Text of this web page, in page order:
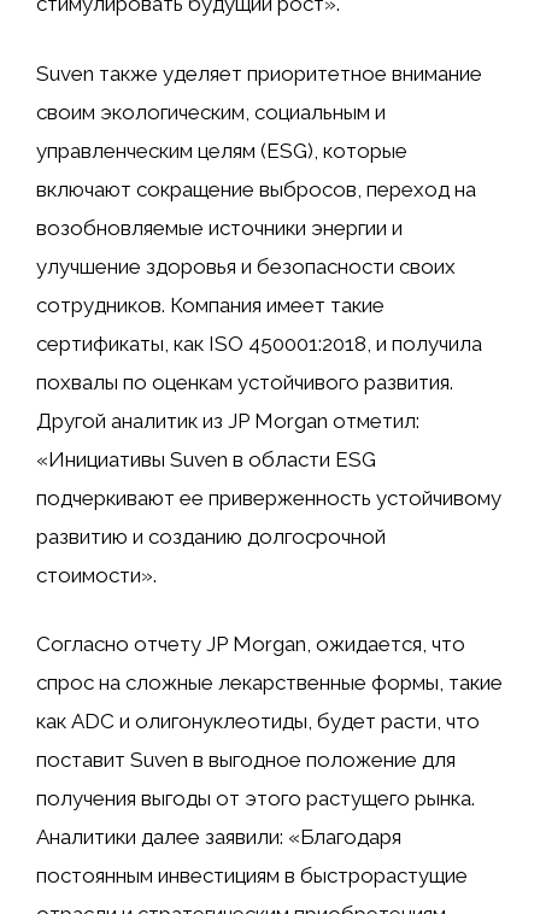
Suven также уделяет приоритетное внимание
своим экологическим, социальным и
управленческим целям (ESG), которые
включают сокращение выбросов, переход на
возобновляемые источники энергии и
улучшение здоровья и безопасности своих
сотрудников. Компания имеет такие
сертификаты, как ISO 450001:2018, и получила
похвалы по оценкам устойчивого развития.
Другой аналитик из JP Morgan отметил:
«Инициативы Suven в области ESG
подчеркивают ее приверженность устойчивому
развитию и созданию долгосрочной
стоимости».
Согласно отчету JP Morgan, ожидается, что
спрос на сложные лекарственные формы, такие
как ADC и олигонуклеотиды, будет расти, что
поставит Suven в выгодное положение для
получения выгоды от этого растущего рынка.
Аналитики далее заявили: «Благодаря
постоянным инвестициям в быстрорастущие